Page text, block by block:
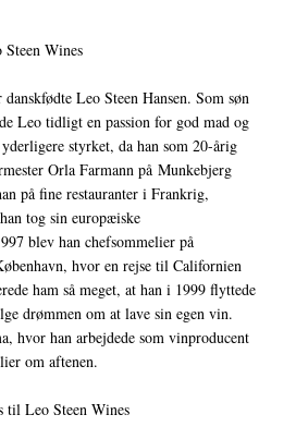
Steen Wines
Leo Steen Hansen. Som søn
Leo tidligt en passion for god mad og
styrket, da han som 20-årig
Orla Farmann på Munkebjerg
på fine restauranter i Frankrig,
tog sin europæiske
blev han chefsommelier på
hvor en rejse til Californien
ham så meget, at han i 1999 flyttede
drømmen om at lave sin egen vin.
hvor han arbejdede som vinproducent
om aftenen.
til Leo Steen Wines